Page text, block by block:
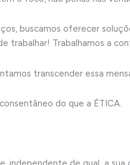
buscamos oferecer
trabalhar! Trabalhamos a
transcender essa
do que a ÉTICA.